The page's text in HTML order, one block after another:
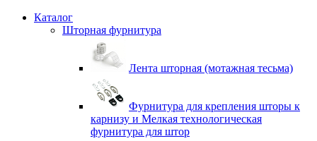
Каталог
Шторная фурнитура
Лента шторная (мотажная тесьма)
Фурнитура для крепления шторы к
карнизу и Мелкая технологическая
фурнитура для штор